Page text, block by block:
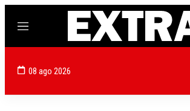
Menú
08 ago 2026